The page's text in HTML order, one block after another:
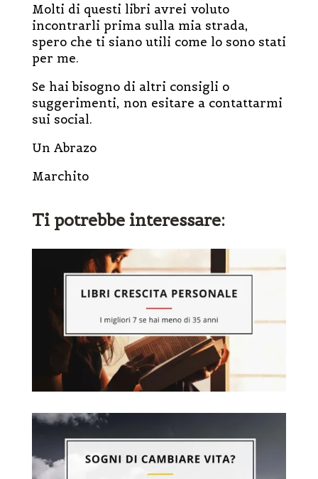
Molti di questi libri avrei voluto
incontrarli prima sulla mia strada,
spero che ti siano utili come lo sono stati
per me.
Se hai bisogno di altri consigli o
suggerimenti, non esitare a contattarmi
sui social.
Un Abrazo
Marchito
Ti potrebbe interessare: